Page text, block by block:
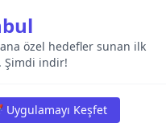
özel hedefler sunan ilk
Şimdi indir!
Uygulamayı Keşfet